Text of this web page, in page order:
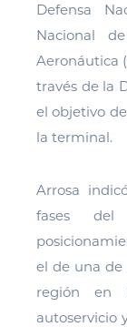
Defensa
Nacional
Aeronáutica
través de la
el objetivo
la terminal.
Arrosa
fases del
el de una de
región en
autoservicio